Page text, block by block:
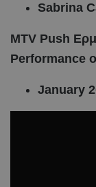
Sabrina
MTV Push
Performance
January